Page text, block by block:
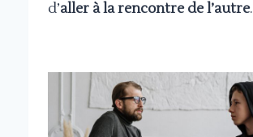
d’aller à la rencontre de l’autre.